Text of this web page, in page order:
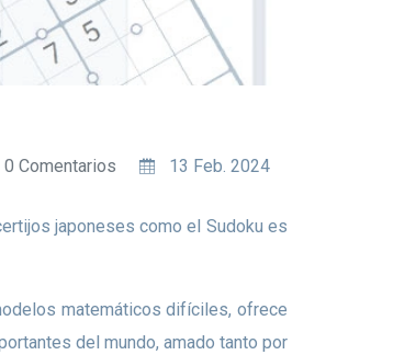
0 Comentarios 13 Feb. 2024
del mundo, amado tanto por